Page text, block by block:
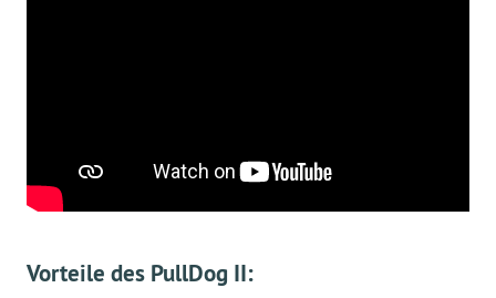
Vorteile des PullDog II: